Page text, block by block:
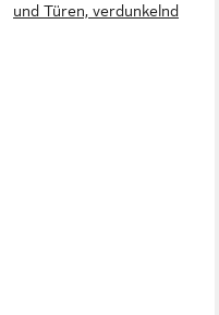
und Türen, verdunkelnd